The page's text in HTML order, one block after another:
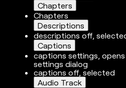
Chapters
Chapters
Descriptions
descriptions off,
Captions
captions settings,
settings dialog
captions off, selected
Audio Track